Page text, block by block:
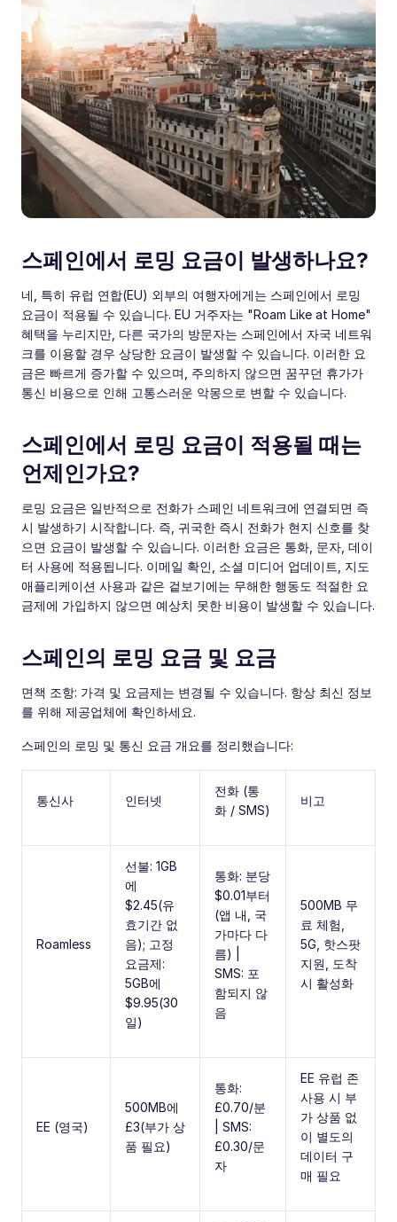
스페인에서 로밍 요금이 발생하나요?
네, 특히 유럽 연합(EU) 외부의 여행자에게는 스페인에서 로밍
요금이 적용될 수 있습니다. EU 거주자는 "Roam Like at Home"
혜택을 누리지만, 다른 국가의 방문자는 스페인에서 자국 네트워
크를 이용할 경우 상당한 요금이 발생할 수 있습니다. 이러한 요
금은 빠르게 증가할 수 있으며, 주의하지 않으면 꿈꾸던 휴가가
통신 비용으로 인해 고통스러운 악몽으로 변할 수 있습니다.
스페인에서 로밍 요금이 적용될 때는
언제인가요?
로밍 요금은 일반적으로 전화가 스페인 네트워크에 연결되면 즉
시 발생하기 시작합니다. 즉, 귀국한 즉시 전화가 현지 신호를 찾
으면 요금이 발생할 수 있습니다. 이러한 요금은 통화, 문자, 데이
터 사용에 적용됩니다. 이메일 확인, 소셜 미디어 업데이트, 지도
애플리케이션 사용과 같은 겉보기에는 무해한 행동도 적절한 요
금제에 가입하지 않으면 예상치 못한 비용이 발생할 수 있습니다.
스페인의 로밍 요금 및 요금
면책 조항: 가격 및 요금제는 변경될 수 있습니다. 항상 최신 정보
를 위해 제공업체에 확인하세요.
스페인의 로밍 및 통신 요금 개요를 정리했습니다:
통신사 인터넷
전화 (통
화 / SMS)
비고
Roamless
선불: 1GB
에
$2.45(유
효기간 없
음); 고정
요금제:
5GB에
$9.95(30
일)
통화: 분당
$0.01부터
(앱 내, 국
가마다 다
름) |
SMS: 포
함되지 않
음
500MB 무
료 체험,
5G, 핫스팟
지원, 도착
시 활성화
EE (영국)
500MB에
£3(부가 상
품 필요)
통화:
£0.70/분
| SMS:
£0.30/문
자
EE 유럽 존
사용 시 부
가 상품 없
이 별도의
데이터 구
매 필요